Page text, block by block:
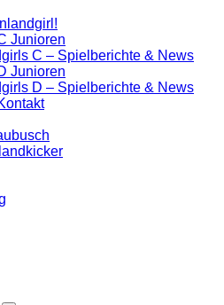
Junioren
C – Spielberichte & News
Junioren
D – Spielberichte & News